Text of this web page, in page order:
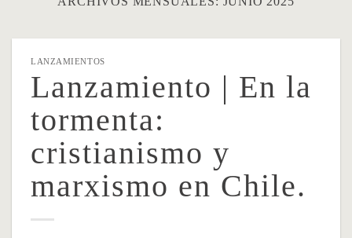
LANZAMIENTOS
Lanzamiento | En la
tormenta:
cristianismo y
marxismo en Chile.